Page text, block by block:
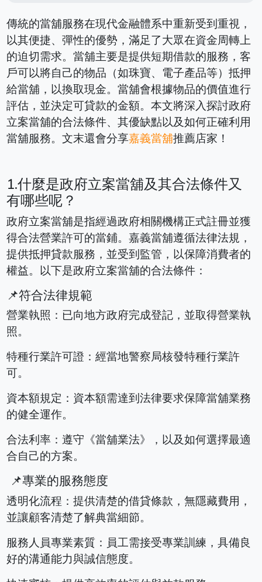
傳統的當舖服務在現代金融體系中重新受到重視，
以其便捷、彈性的優勢，滿足了大眾在資金周轉上
的迫切需求。當舖主要是提供短期借款的服務，客
戶可以將自己的物品（如珠寶、電子產品等）抵押
給當舖，以換取現金。當舖會根據物品的價值進行
評估，並決定可貸款的金額。本文將深入探討政府
立案當舖的合法條件、其優缺點以及如何正確利用
當舖服務。文末還會分享嘉義當舖推薦店家！
1.什麼是政府立案當舖及其合法條件又
有哪些呢？
政府立案當舖是指經過政府相關機構正式註冊並獲
得合法營業許可的當鋪。嘉義當舖遵循法律法規，
提供抵押貸款服務，並受到監管，以保障消費者的
權益。以下是政府立案當舖的合法條件：
📌符合法律規範
營業執照：已向地方政府完成登記，並取得營業執
照。
特種行業許可證：經當地警察局核發特種行業許
可。
資本額規定：資本額需達到法律要求保障當舖業務
的健全運作。
合法利率：遵守《當舖業法》，以及如何選擇最適
合自己的方案。
📌專業的服務態度
透明化流程：提供清楚的借貸條款，無隱藏費用，
並讓顧客清楚了解典當細節。
服務人員專業素質：員工需接受專業訓練，具備良
好的溝通能力與誠信態度。